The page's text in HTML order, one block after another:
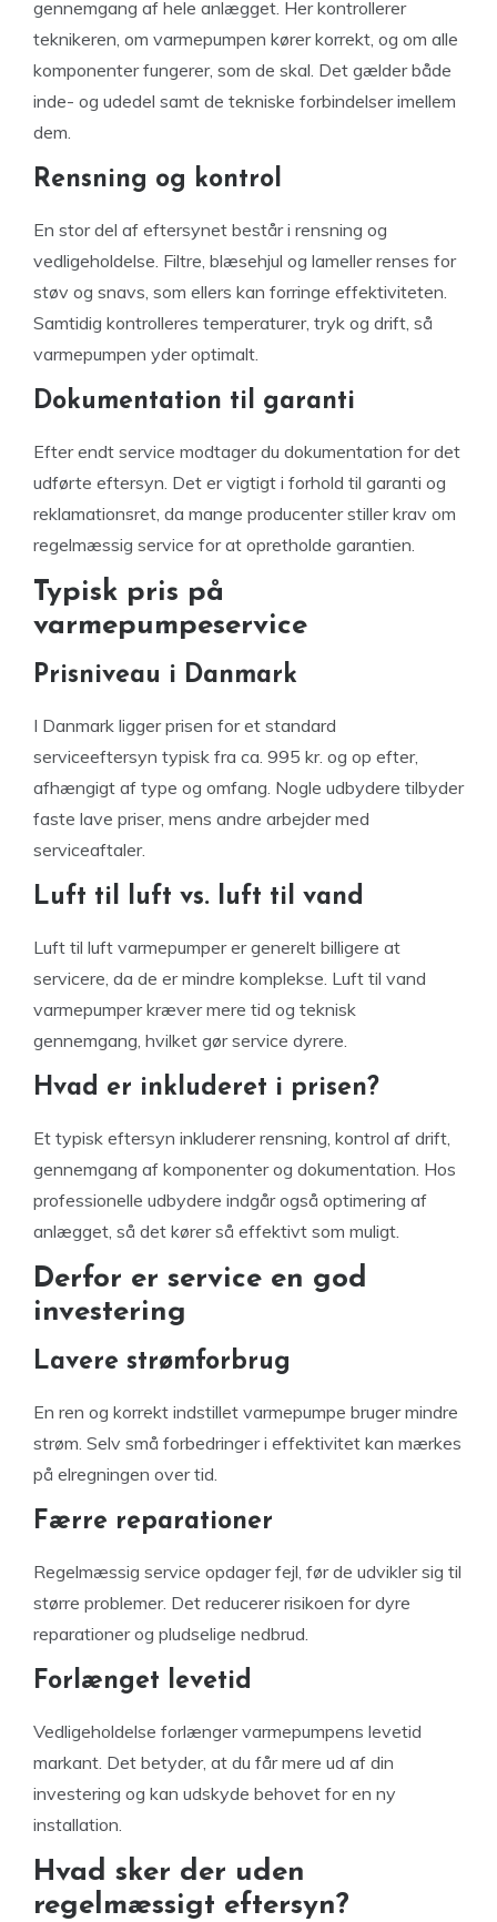
gennemgang af hele anlægget. Her kontrollerer
teknikeren, om varmepumpen kører korrekt, og om alle
komponenter fungerer, som de skal. Det gælder både
inde- og udedel samt de tekniske forbindelser imellem
dem.
Rensning og kontrol
En stor del af eftersynet består i rensning og
vedligeholdelse. Filtre, blæsehjul og lameller renses for
støv og snavs, som ellers kan forringe effektiviteten.
Samtidig kontrolleres temperaturer, tryk og drift, så
varmepumpen yder optimalt.
Dokumentation til garanti
Efter endt service modtager du dokumentation for det
udførte eftersyn. Det er vigtigt i forhold til garanti og
reklamationsret, da mange producenter stiller krav om
regelmæssig service for at opretholde garantien.
Typisk pris på
varmepumpeservice
Prisniveau i Danmark
I Danmark ligger prisen for et standard
serviceeftersyn typisk fra ca. 995 kr. og op efter,
afhængigt af type og omfang. Nogle udbydere tilbyder
faste lave priser, mens andre arbejder med
serviceaftaler.
Luft til luft vs. luft til vand
Luft til luft varmepumper er generelt billigere at
servicere, da de er mindre komplekse. Luft til vand
varmepumper kræver mere tid og teknisk
gennemgang, hvilket gør service dyrere.
Hvad er inkluderet i prisen?
Et typisk eftersyn inkluderer rensning, kontrol af drift,
gennemgang af komponenter og dokumentation. Hos
professionelle udbydere indgår også optimering af
anlægget, så det kører så effektivt som muligt.
Derfor er service en god
investering
Lavere strømforbrug
En ren og korrekt indstillet varmepumpe bruger mindre
strøm. Selv små forbedringer i effektivitet kan mærkes
på elregningen over tid.
Færre reparationer
Regelmæssig service opdager fejl, før de udvikler sig til
større problemer. Det reducerer risikoen for dyre
reparationer og pludselige nedbrud.
Forlænget levetid
Vedligeholdelse forlænger varmepumpens levetid
markant. Det betyder, at du får mere ud af din
investering og kan udskyde behovet for en ny
installation.
Hvad sker der uden
regelmæssigt eftersyn?